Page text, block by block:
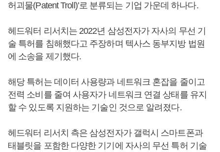
허괴물(Patent Troll)’로 분류되는 기업 가운데 하나다.
헤드워터 리서치는 2022년 삼성전자가 자사의 무선 기
술 특허를 침해했다고 주장하며 텍사스 동부지방 법원
에 소송을 제기했다.
해당 특허는 데이터 사용량과 네트워크 혼잡을 줄이고
전력 소비를 줄여 사용자가 네트워크 연결 상태를 유지
할 수 있도록 지원하는 기술인 것으로 알려졌다.
헤드워터 리서치 측은 삼성전자가 갤럭시 스마트폰과
태블릿을 포함한 다양한 기기에 자사의 무선 특허 기술